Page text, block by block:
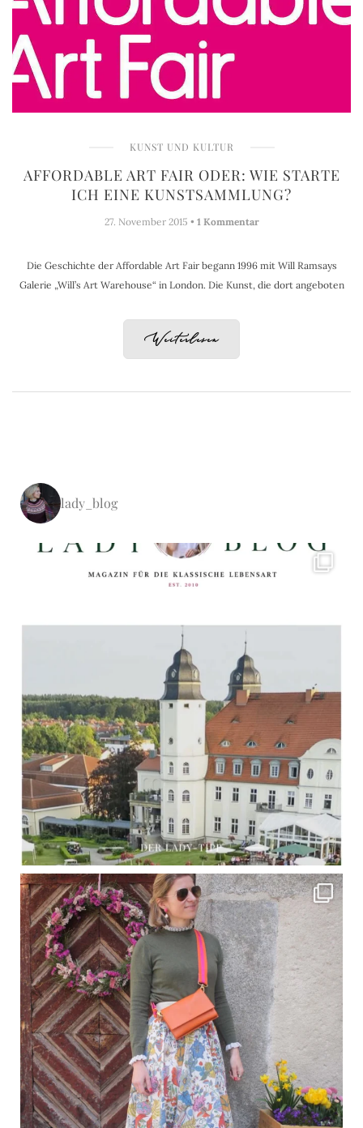
KUNST UND KULTUR
AFFORDABLE ART FAIR ODER: WIE STARTE
ICH EINE KUNSTSAMMLUNG?
27. November 2015 • 1 Kommentar
Die Geschichte der Affordable Art Fair begann 1996 mit Will Ramsays
Galerie „Will’s Art Warehouse“ in London. Die Kunst, die dort angeboten
Weiterlesen
lady_blog